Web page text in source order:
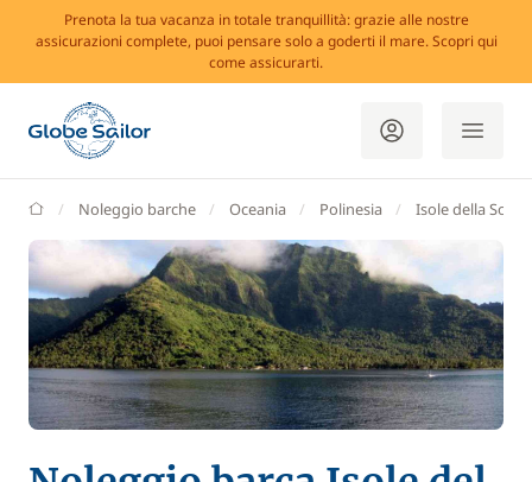
Prenota la tua vacanza in totale tranquillità: grazie alle nostre
assicurazioni complete, puoi pensare solo a goderti il mare. Scopri qui
come assicurarti.
GlobeSailor
Noleggio barche Oceania Polinesia Isole della